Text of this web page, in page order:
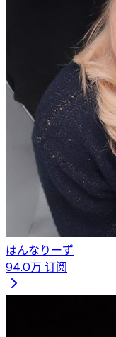
はんなりーず
94.0万 订阅